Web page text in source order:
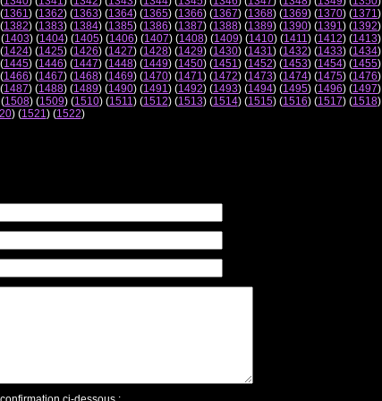
1361) (1362) (1363) (1364) (1365) (1366) (1367) (1368) (1369) (1370) (1371)
1382) (1383) (1384) (1385) (1386) (1387) (1388) (1389) (1390) (1391) (1392)
1403) (1404) (1405) (1406) (1407) (1408) (1409) (1410) (1411) (1412) (1413)
1424) (1425) (1426) (1427) (1428) (1429) (1430) (1431) (1432) (1433) (1434)
1445) (1446) (1447) (1448) (1449) (1450) (1451) (1452) (1453) (1454) (1455)
1466) (1467) (1468) (1469) (1470) (1471) (1472) (1473) (1474) (1475) (1476)
1487) (1488) (1489) (1490) (1491) (1492) (1493) (1494) (1495) (1496) (1497)
1508) (1509) (1510) (1511) (1512) (1513) (1514) (1515) (1516) (1517) (1518)
) (1521) (1522)